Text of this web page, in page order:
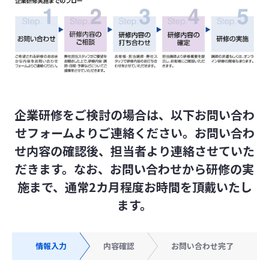
企業研修をご検討の場合は、以下お問い合わ
せフォームよりご連絡ください。 お問い合わ
せ内容の確認後、担当者より連絡させていた
だきます。 なお、お問い合わせから研修の実
施まで、通常2カ月程度お時間を頂戴いたし
ます。
情報入力 内容確認 お問い合わせ完了